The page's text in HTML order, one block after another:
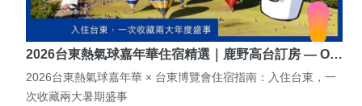
2026台東熱氣球嘉年華住宿精選｜鹿野高台訂房 — O…
2026台東熱氣球嘉年華 × 台東博覽會住宿指南：入住台東，一
次收藏兩大暑期盛事